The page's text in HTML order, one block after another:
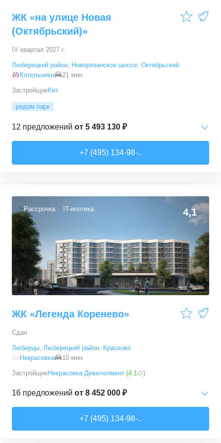
ЖК «на улице Новая
(Октябрьский)»
IV квартал 2027 г.
Люберецкий район, Новорязанское шоссе, Октябрьский
Котельники
21 мин.
ЗастройщикКит
рядом парк
12 предложений от 5 493 130 ₽
39,2–41,1м² 3 предложения
2-комн. кв. 8 797 330 ₽
47 –59,5м² предложения
3-комн. кв. от13 940 340 ₽
75,8 75,8м² 1 предложение
+7 (495) 134-98-..
Рассрочка IT-ипотека 4,1
ЖК «Легенда Коренево»
Сдан
Люберцы, Люберецкий район, Красково
Некрасовка
10 мин.
ЗастройщикНекрасовка Девелопмент (4,1 )
16 предложений от 8 452 000 ₽
+7 (495) 134-98-..